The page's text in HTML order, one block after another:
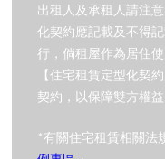
出租人及承租人請注
化契約應記載及不得
行，倘租屋作為居住
【住宅租賃定型化契
契約，以保障雙方權益
*有關住宅租賃相關法